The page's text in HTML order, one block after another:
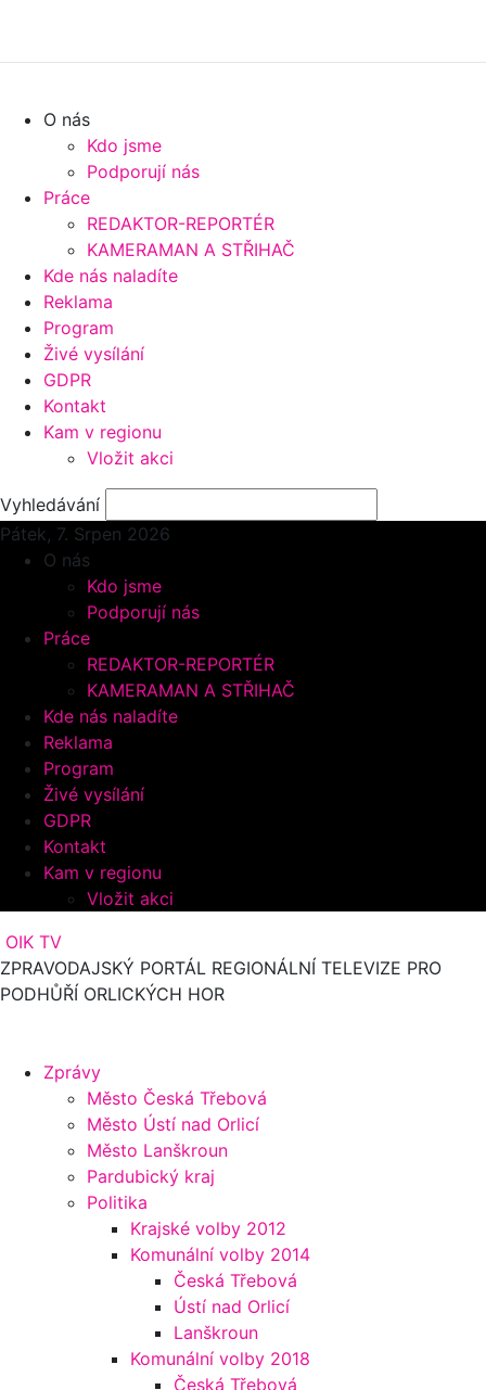
O nás
Kdo jsme
Podporují nás
Práce
REDAKTOR-REPORTÉR
KAMERAMAN A STŘIHAČ
Kde nás naladíte
Reklama
Program
Živé vysílání
GDPR
Kontakt
Kam v regionu
Vložit akci
Vyhledávání
Pátek, 7. Srpen 2026
O nás
Kdo jsme
Podporují nás
Práce
REDAKTOR-REPORTÉR
KAMERAMAN A STŘIHAČ
Kde nás naladíte
Reklama
Program
Živé vysílání
GDPR
Kontakt
Kam v regionu
Vložit akci
OIK TV
ZPRAVODAJSKÝ PORTÁL REGIONÁLNÍ TELEVIZE PRO
PODHŮŘÍ ORLICKÝCH HOR
Zprávy
Město Česká Třebová
Město Ústí nad Orlicí
Město Lanškroun
Pardubický kraj
Politika
Krajské volby 2012
Komunální volby 2014
Česká Třebová
Ústí nad Orlicí
Lanškroun
Komunální volby 2018
Česká Třebová